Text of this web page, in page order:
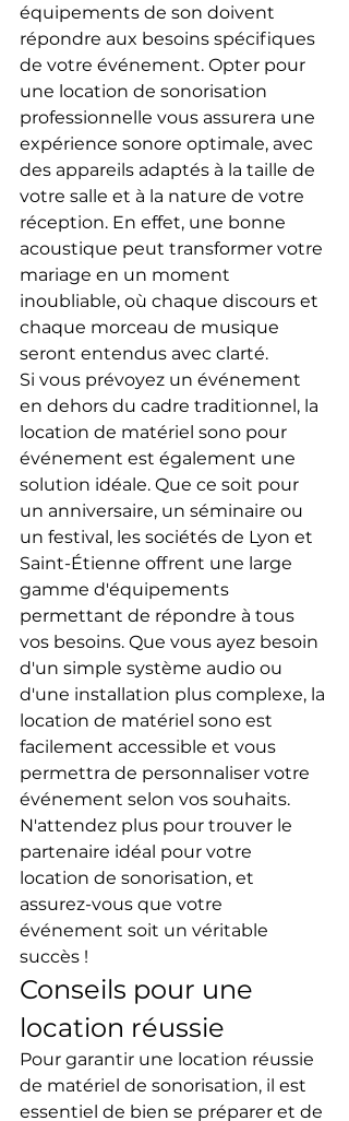
équipements de son doivent
répondre aux besoins spécifiques
de votre événement. Opter pour
une location de sonorisation
professionnelle vous assurera une
expérience sonore optimale, avec
des appareils adaptés à la taille de
votre salle et à la nature de votre
réception. En effet, une bonne
acoustique peut transformer votre
mariage en un moment
inoubliable, où chaque discours et
chaque morceau de musique
seront entendus avec clarté.
Si vous prévoyez un événement
en dehors du cadre traditionnel, la
location de matériel sono pour
événement est également une
solution idéale. Que ce soit pour
un anniversaire, un séminaire ou
un festival, les sociétés de Lyon et
Saint-Étienne offrent une large
gamme d'équipements
permettant de répondre à tous
vos besoins. Que vous ayez besoin
d'un simple système audio ou
d'une installation plus complexe, la
location de matériel sono est
facilement accessible et vous
permettra de personnaliser votre
événement selon vos souhaits.
N'attendez plus pour trouver le
partenaire idéal pour votre
location de sonorisation, et
assurez-vous que votre
événement soit un véritable
succès !
Conseils pour une
location réussie
Pour garantir une location réussie
de matériel de sonorisation, il est
essentiel de bien se préparer et de